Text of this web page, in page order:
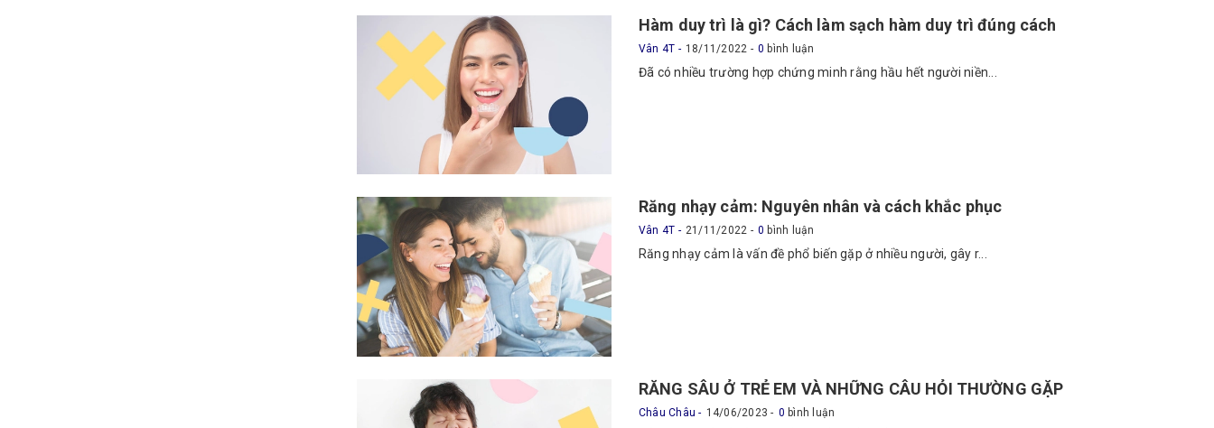
Hàm duy trì là gì? Cách làm sạch hàm duy trì đúng cách
Vân 4T 18/11/2022 0 bình luận
Đã có nhiều trường hợp chứng minh rằng hầu hết người niền...
Răng nhạy cảm: Nguyên nhân và cách khắc phục
Vân 4T 21/11/2022 0 bình luận
Răng nhạy cảm là vấn đề phổ biến gặp ở nhiều người, gây r...
RĂNG SÂU Ở TRẺ EM VÀ NHỮNG CÂU HỎI THƯỜNG GẶP
Châu Châu 14/06/2023 0 bình luận